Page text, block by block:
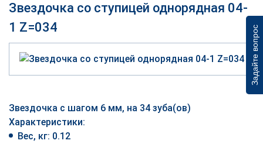
Задайте вопрос
Звездочка со ступицей однорядная 04-
1 Z=034
Звездочка с шагом 6 мм, на 34 зуба(ов)
Характеристики:
Вес, кг: 0.12